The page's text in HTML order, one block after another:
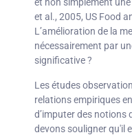
et non simplement
et al., 2005, US Food
L’amélioration de la
nécessairement par
significative ?
Les études
relations empiriques
d’imputer des notions
devons souligner qu'il